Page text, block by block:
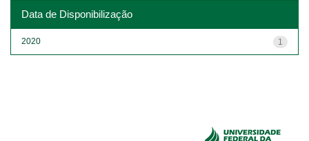
Data de Disponibilização
1
2020